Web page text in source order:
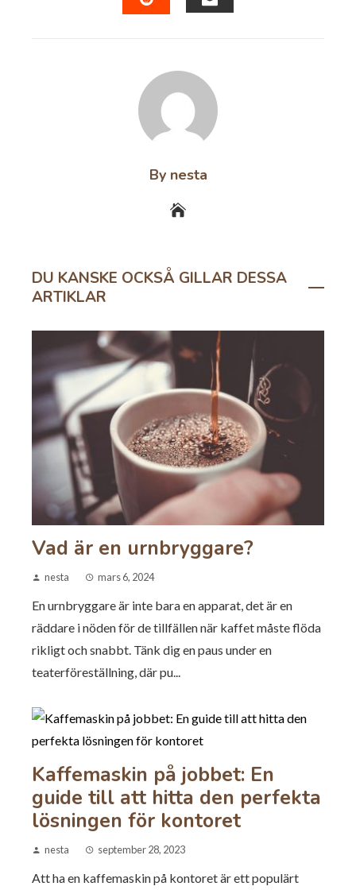
By nesta
DU KANSKE OCKSÅ GILLAR DESSA
ARTIKLAR
Vad är en urnbryggare?
nesta mars 6, 2024
En urnbryggare är inte bara en apparat, det är en
räddare i nöden för de tillfällen när kaffet måste flöda
rikligt och snabbt. Tänk dig en paus under en
teaterföreställning, där pu...
Kaffemaskin på jobbet: En
guide till att hitta den perfekta
lösningen för kontoret
nesta september 28, 2023
Att ha en kaffemaskin på kontoret är ett populärt